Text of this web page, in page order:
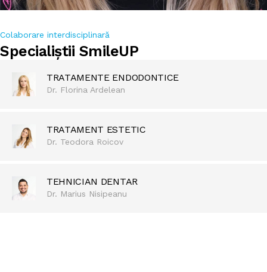
Colaborare interdisciplinară
Specialiștii SmileUP
TRATAMENTE ENDODONTICE
Dr. Florina Ardelean
TRATAMENT ESTETIC
Dr. Teodora Roicov
TEHNICIAN DENTAR
Dr. Marius Nisipeanu